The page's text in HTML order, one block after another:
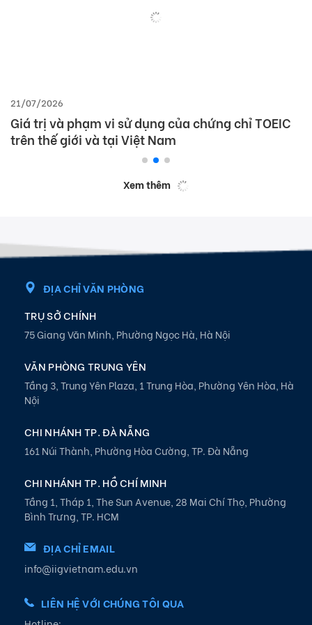
21/07/2026
Giá trị và phạm vi sử dụng của chứng chỉ TOEIC
trên thế giới và tại Việt Nam
Xem thêm
ĐỊA CHỈ VĂN PHÒNG
TRỤ SỞ CHÍNH
75 Giang Văn Minh, Phường Ngọc Hà, Hà Nội
VĂN PHÒNG TRUNG YÊN
Tầng 3, Trung Yên Plaza, 1 Trung Hòa, Phường Yên Hòa, Hà
Nội
CHI NHÁNH TP. ĐÀ NẴNG
161 Núi Thành, Phường Hòa Cường, TP. Đà Nẵng
CHI NHÁNH TP. HỒ CHÍ MINH
Tầng 1, Tháp 1, The Sun Avenue, 28 Mai Chí Thọ, Phường
Bình Trưng, TP. HCM
ĐỊA CHỈ EMAIL
info@iigvietnam.edu.vn
LIÊN HỆ VỚI CHÚNG TÔI QUA